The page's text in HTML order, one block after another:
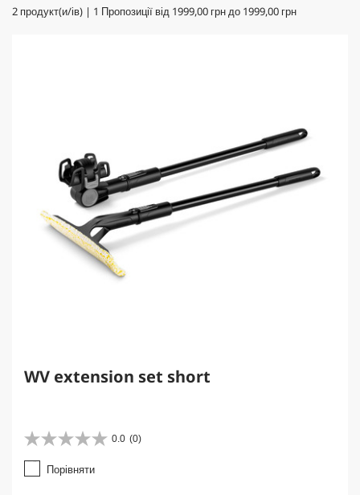
2 продукт(и/ів) | 1 Пропозиції від 1999,00 грндо 1999,00 грн
WV extension set short
0.0 (0)
0
.
0
Порівняти